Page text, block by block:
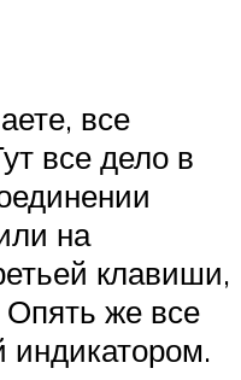
все
все дело в
на
клавиши,
же все
индикатором.